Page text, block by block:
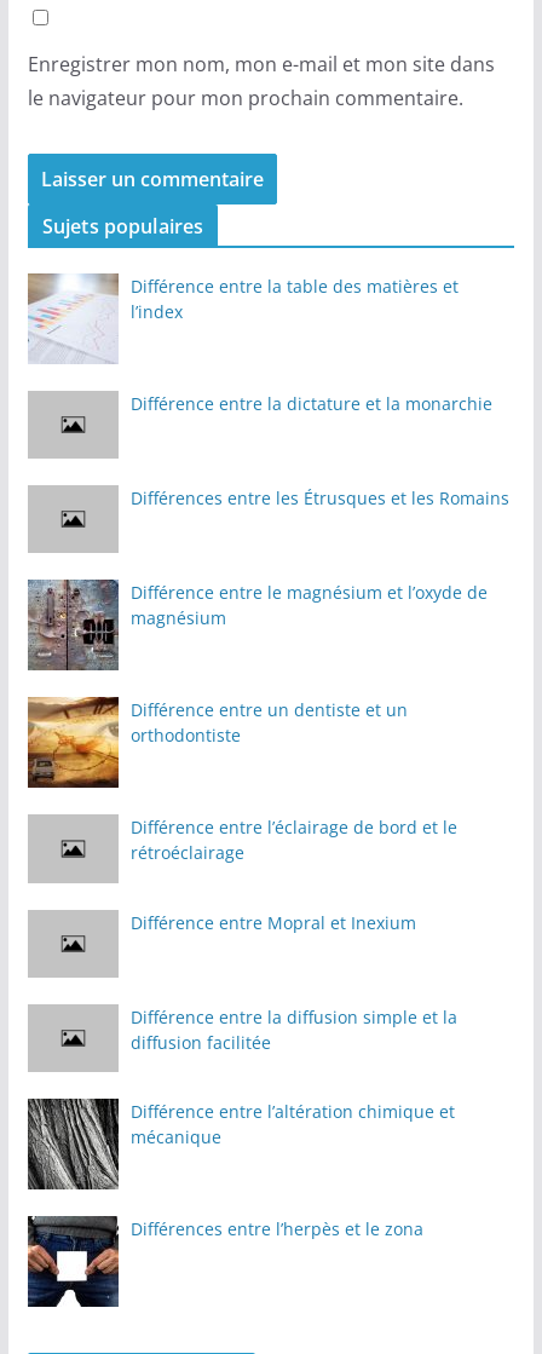
Enregistrer mon nom, mon e-mail et mon site dans
le navigateur pour mon prochain commentaire.
Sujets populaires
Différence entre la table des matières et
l’index
Différence entre la dictature et la monarchie
Différences entre les Étrusques et les Romains
Différence entre le magnésium et l’oxyde de
magnésium
Différence entre un dentiste et un
orthodontiste
Différence entre l’éclairage de bord et le
rétroéclairage
Différence entre Mopral et Inexium
Différence entre la diffusion simple et la
diffusion facilitée
Différence entre l’altération chimique et
mécanique
Différences entre l’herpès et le zona